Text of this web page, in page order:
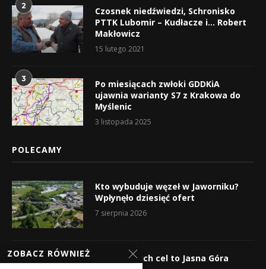
2
Czosnek niedźwiedzi, Schronisko
PTTK Lubomir – Kudłacze i… Robert
Makłowicz
15 lutego 2021
3
Po miesiącach zwłoki GDDKiA
ujawnia warianty S7 z Krakowa do
Myślenic
3 listopada 2025
POLECAMY
Kto wybuduje węzeł w Jaworniku?
Wpłynęło dziesięć ofert
7 sierpnia 2026
Wyruszyli! Ich cel to Jasna Góra
ZOBACZ RÓWNIEŻ